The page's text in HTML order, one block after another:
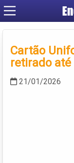
Cartão
retirado até
21/01/2026